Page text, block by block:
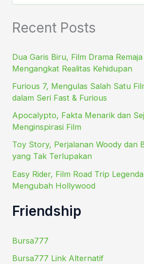
Recent Posts
Dua Garis Biru, Film Drama
Mengangkat Realitas Kehidupan
Furious 7, Mengulas Salah Satu
dalam Seri Fast & Furious
Apocalypto, Fakta Menarik dan
Menginspirasi Film
Toy Story, Perjalanan Woody dan
yang Tak Terlupakan
Easy Rider, Film Road Trip
Mengubah Hollywood
Friendship
Bursa777
Bursa777 Link Alternatif